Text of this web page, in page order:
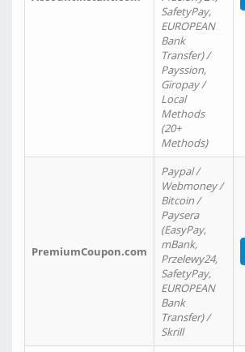
SafetyPay,
EUROPEAN
Bank
Transfer) /
Payssion,
Giropay /
Local
Methods
(20+
Methods)
PremiumCoupon.com
Paypal /
Webmoney /
Bitcoin /
Paysera
(EasyPay,
mBank,
Przelewy24,
SafetyPay,
EUROPEAN
Bank
Transfer) /
Skrill